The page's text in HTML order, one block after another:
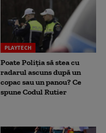
PLAYTECH
Poate Poliția să stea cu
radarul ascuns după un
copac sau un panou? Ce
spune Codul Rutier